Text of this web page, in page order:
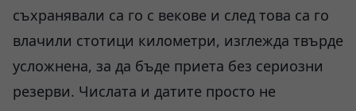
съхранявали са го с векове и след това са го
влачили стотици километри, изглежда твърде
усложнена, за да бъде приета без сериозни
резерви. Числата и датите просто не